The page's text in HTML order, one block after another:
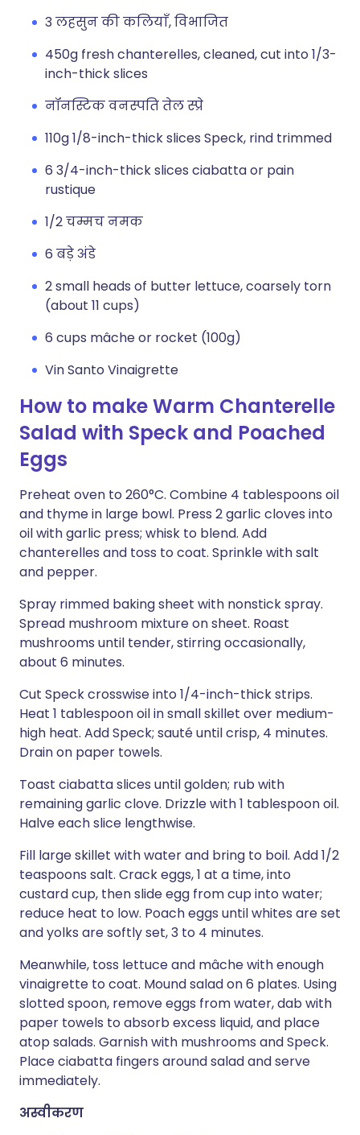
3 लहसुन की कलियाँ, विभाजित
450g fresh chanterelles, cleaned, cut into 1/3-
inch-thick slices
नॉनस्टिक वनस्पति तेल स्प्रे
110g 1/8-inch-thick slices Speck, rind trimmed
6 3/4-inch-thick slices ciabatta or pain
rustique
1/2 चम्मच नमक
6 बड़े अंडे
2 small heads of butter lettuce, coarsely torn
(about 11 cups)
6 cups mâche or rocket (100g)
Vin Santo Vinaigrette
How to make Warm Chanterelle
Salad with Speck and Poached
Eggs
Preheat oven to 260°C. Combine 4 tablespoons oil
and thyme in large bowl. Press 2 garlic cloves into
oil with garlic press; whisk to blend. Add
chanterelles and toss to coat. Sprinkle with salt
and pepper.
Spray rimmed baking sheet with nonstick spray.
Spread mushroom mixture on sheet. Roast
mushrooms until tender, stirring occasionally,
about 6 minutes.
Cut Speck crosswise into 1/4-inch-thick strips.
Heat 1 tablespoon oil in small skillet over medium-
high heat. Add Speck; sauté until crisp, 4 minutes.
Drain on paper towels.
Toast ciabatta slices until golden; rub with
remaining garlic clove. Drizzle with 1 tablespoon oil.
Halve each slice lengthwise.
Fill large skillet with water and bring to boil. Add 1/2
teaspoons salt. Crack eggs, 1 at a time, into
custard cup, then slide egg from cup into water;
reduce heat to low. Poach eggs until whites are set
and yolks are softly set, 3 to 4 minutes.
Meanwhile, toss lettuce and mâche with enough
vinaigrette to coat. Mound salad on 6 plates. Using
slotted spoon, remove eggs from water, dab with
paper towels to absorb excess liquid, and place
atop salads. Garnish with mushrooms and Speck.
Place ciabatta fingers around salad and serve
immediately.
अस्वीकरण